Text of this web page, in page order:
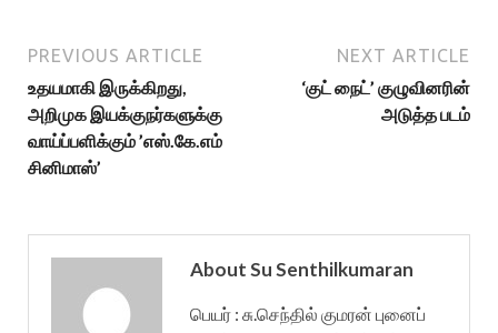
PREVIOUS ARTICLE
உதயமாகி இருக்கிறது,
அறிமுக இயக்குநர்களுக்கு
வாய்ப்பளிக்கும் ’எஸ்.கே.எம்
சினிமாஸ்’
NEXT ARTICLE
‘குட் நைட்’ குழுவினரின்
அடுத்த படம்
About Su Senthilkumaran
பெயர் : சு.செந்தில் குமரன் புனைப்